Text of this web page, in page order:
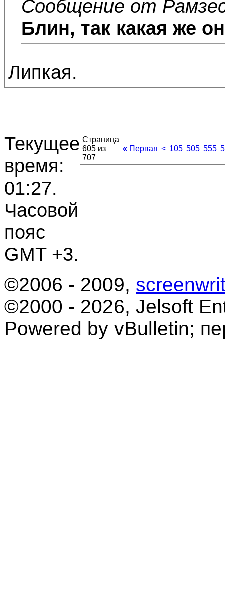
Сообщение от
Блин, так какая же
Липкая.
Текущее
время:
01:27.
Часовой
пояс
GMT +3.
Страница
605 из
707
« Первая < 105 505 555
©2006 - 2009,
©2000 - 2026, Jelsoft
Powered by vBulletin;